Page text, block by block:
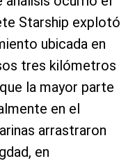
Starship explotó
ubicada en
tres kilómetros
la mayor parte
en el
arrastraron
en